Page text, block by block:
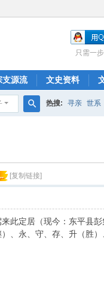
只需一
支源流 文史资料
热搜: 寻亲 世系
[复制链接]
此定居（现今：东平县
、永、守、存、升（胜